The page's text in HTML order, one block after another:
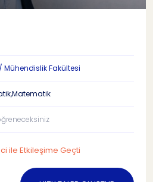
Fakültesi
ile Etkileşime Geçti